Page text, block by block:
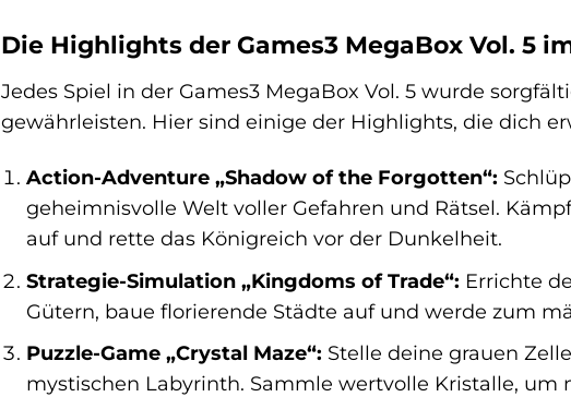
Die Highlights der Games3 MegaBox Vol. 5
Jedes Spiel in der Games3 MegaBox Vol. 5 wurde
gewährleisten. Hier sind einige der Highlights, die dich
Action-Adventure „Shadow of the Forgotten“:
geheimnisvolle Welt voller Gefahren und Rätsel.
auf und rette das Königreich vor der Dunkelheit.
Strategie-Simulation „Kingdoms of Trade“: Errichte
Gütern, baue florierende Städte auf und werde zum
Puzzle-Game „Crystal Maze“: Stelle deine grauen
mystischen Labyrinth. Sammle wertvolle Kristalle, um